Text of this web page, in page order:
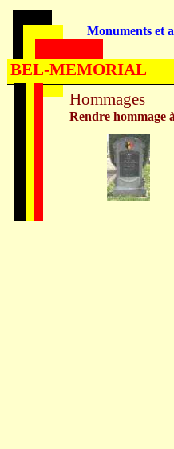
Hommages
Rendre hommage
Monuments et
BEL-MEMORIAL